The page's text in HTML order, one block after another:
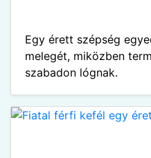
Egy érett szépség
melegét, miközben
szabadon lógnak.